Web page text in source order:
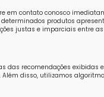
em contato conosco
produtos
justas e imparciais entre as
recomendações exibidas
disso, utilizamos